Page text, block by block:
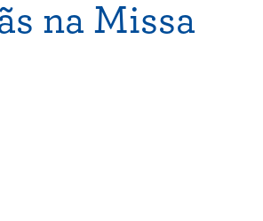
na Missa